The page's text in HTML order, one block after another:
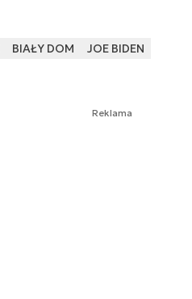
BIAŁY DOM JOE BIDEN
Reklama